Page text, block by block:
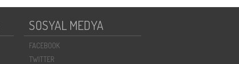
SOSYAL MEDYA
FACEBOOK
TWITTER